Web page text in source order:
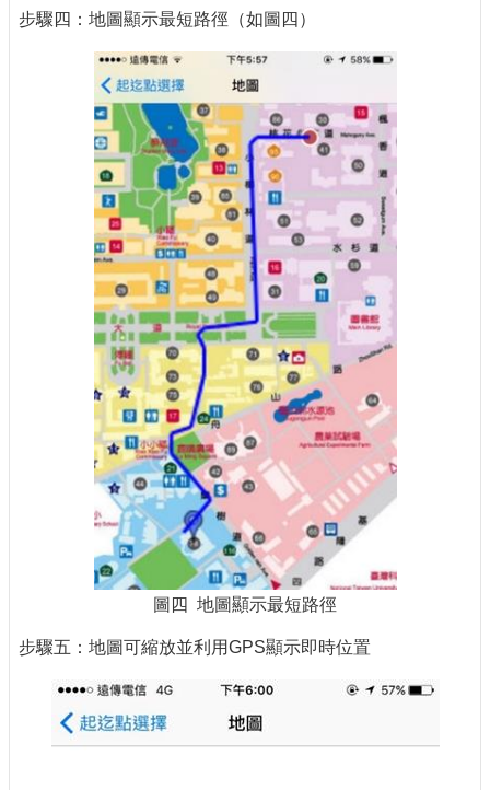
步驟四：地圖顯示最短路徑（如圖四）
圖四 地圖顯示最短路徑
步驟五：地圖可縮放並利用GPS顯示即時位置